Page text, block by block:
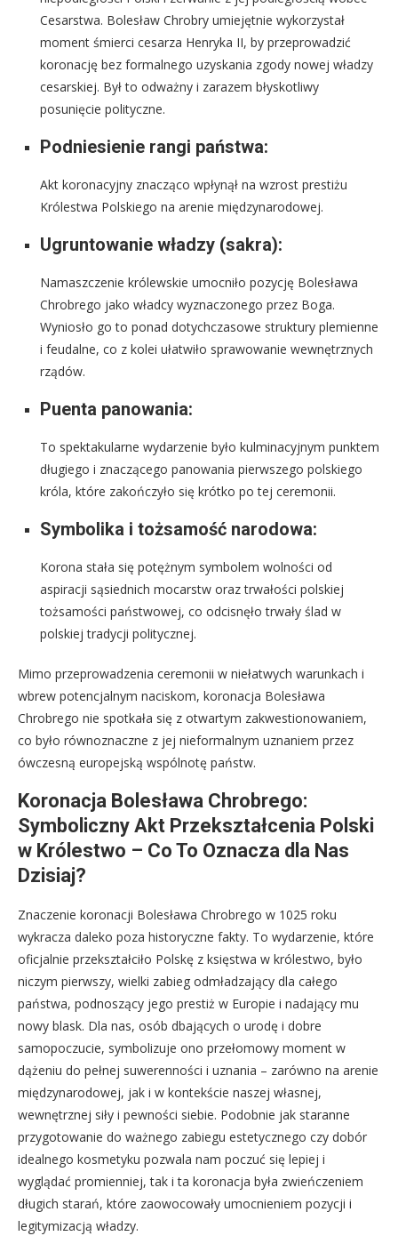
Cesarstwa. Bolesław Chrobry umiejętnie wykorzystał
moment śmierci cesarza Henryka II, by przeprowadzić
koronację bez formalnego uzyskania zgody nowej władzy
cesarskiej. Był to odważny i zarazem błyskotliwy
posunięcie polityczne.
Podniesienie rangi państwa:
Akt koronacyjny znacząco wpłynął na wzrost prestiżu
Królestwa Polskiego na arenie międzynarodowej.
Ugruntowanie władzy (sakra):
Namaszczenie królewskie umocniło pozycję Bolesława
Chrobrego jako władcy wyznaczonego przez Boga.
Wyniosło go to ponad dotychczasowe struktury plemienne
i feudalne, co z kolei ułatwiło sprawowanie wewnętrznych
rządów.
Puenta panowania:
To spektakularne wydarzenie było kulminacyjnym punktem
długiego i znaczącego panowania pierwszego polskiego
króla, które zakończyło się krótko po tej ceremonii.
Symbolika i tożsamość narodowa:
Korona stała się potężnym symbolem wolności od
aspiracji sąsiednich mocarstw oraz trwałości polskiej
tożsamości państwowej, co odcisnęło trwały ślad w
polskiej tradycji politycznej.
Mimo przeprowadzenia ceremonii w niełatwych warunkach i
wbrew potencjalnym naciskom, koronacja Bolesława
Chrobrego nie spotkała się z otwartym zakwestionowaniem,
co było równoznaczne z jej nieformalnym uznaniem przez
ówczesną europejską wspólnotę państw.
Koronacja Bolesława Chrobrego:
Symboliczny Akt Przekształcenia Polski
w Królestwo – Co To Oznacza dla Nas
Dzisiaj?
Znaczenie koronacji Bolesława Chrobrego w 1025 roku
wykracza daleko poza historyczne fakty. To wydarzenie, które
oficjalnie przekształciło Polskę z księstwa w królestwo, było
niczym pierwszy, wielki zabieg odmładzający dla całego
państwa, podnoszący jego prestiż w Europie i nadający mu
nowy blask. Dla nas, osób dbających o urodę i dobre
samopoczucie, symbolizuje ono przełomowy moment w
dążeniu do pełnej suwerenności i uznania – zarówno na arenie
międzynarodowej, jak i w kontekście naszej własnej,
wewnętrznej siły i pewności siebie. Podobnie jak staranne
przygotowanie do ważnego zabiegu estetycznego czy dobór
idealnego kosmetyku pozwala nam poczuć się lepiej i
wyglądać promienniej, tak i ta koronacja była zwieńczeniem
długich starań, które zaowocowały umocnieniem pozycji i
legitymizacją władzy.